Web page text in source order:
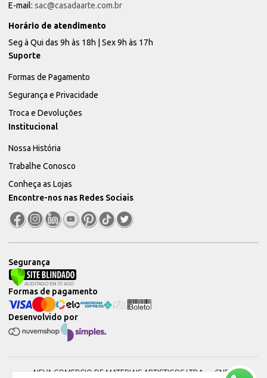
E-mail: sac@casadaarte.com.br
Horário de atendimento
Seg à Qui das 9h às 18h | Sex 9h às 17h
Suporte
Formas de Pagamento
Segurança e Privacidade
Troca e Devoluções
Institucional
Nossa História
Trabalhe Conosco
Conheça as Lojas
Encontre-nos nas Redes Sociais
Segurança
Desenvolvido por
Formas de pagamento
NEVA COMERCIO DE MATERIAIS ARTISTICOS LTDA — CNPJ: